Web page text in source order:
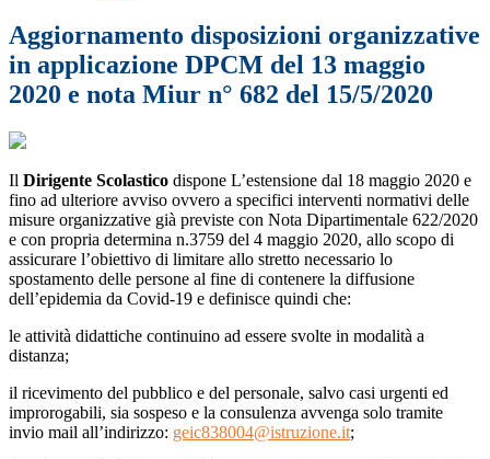
Aggiornamento disposizioni organizzative
in applicazione DPCM del 13 maggio
2020 e nota Miur n° 682 del 15/5/2020
Il Dirigente Scolastico dispone L’estensione dal 18 maggio 2020 e
fino ad ulteriore avviso ovvero a specifici interventi normativi delle
misure organizzative già previste con Nota Dipartimentale 622/2020
e con propria determina n.3759 del 4 maggio 2020, allo scopo di
assicurare l’obiettivo di limitare allo stretto necessario lo
spostamento delle persone al fine di contenere la diffusione
dell’epidemia da Covid-19 e definisce quindi che:
le attività didattiche continuino ad essere svolte in modalità a
distanza;
il ricevimento del pubblico e del personale, salvo casi urgenti ed
improrogabili, sia sospeso e la consulenza avvenga solo tramite
invio mail all’indirizzo: geic838004@istruzione.it;